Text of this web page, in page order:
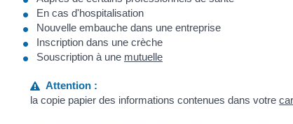
En cas d'hospitalisation
Nouvelle embauche dans une entreprise
Inscription dans une crèche
Souscription à une mutuelle
Attention :
la copie papier des informations contenues dans votre